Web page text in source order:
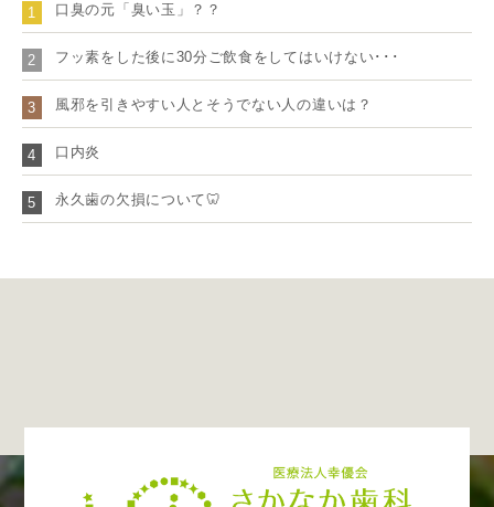
1 口臭の元「臭い玉」？？
2 フッ素をした後に30分ご飲食をしてはいけない･･･
3 風邪を引きやすい人とそうでない人の違いは？
4 口内炎
5 永久歯の欠損について🦷